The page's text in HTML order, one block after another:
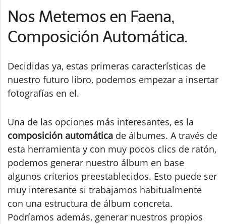
Nos Metemos en Faena,
Composición Automática.
Decididas ya, estas primeras características de
nuestro futuro libro, podemos empezar a insertar
fotografías en el.
Una de las opciones más interesantes, es la
composición automática de álbumes. A través de
esta herramienta y con muy pocos clics de ratón,
podemos generar nuestro álbum en base
algunos criterios preestablecidos. Esto puede ser
muy interesante si trabajamos habitualmente
con una estructura de álbum concreta.
Podríamos además, generar nuestros propios